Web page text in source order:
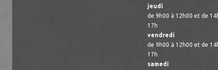
jeudi
de 9h00 à 12h00 et de
17h
vendredi
de 9h00 à 12h00 et de
17h
samedi